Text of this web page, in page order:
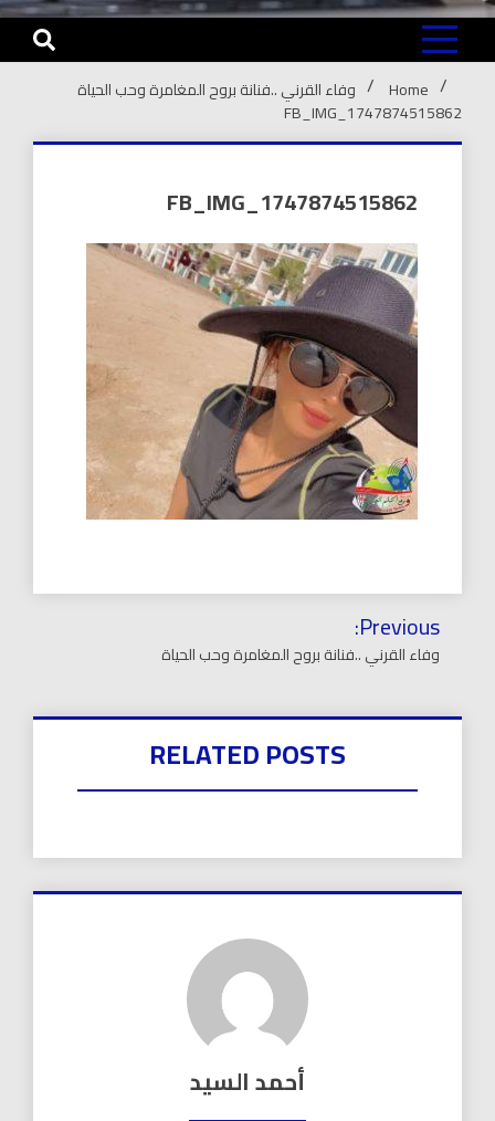
Home
وفاء القرني ..فنانة بروح المغامرة وحب الحياة
FB_IMG_1747874515862
FB_IMG_1747874515862
تصفّح
المقالات
Previous:
وفاء القرني ..فنانة بروح المغامرة وحب الحياة
RELATED POSTS
أحمد السيد